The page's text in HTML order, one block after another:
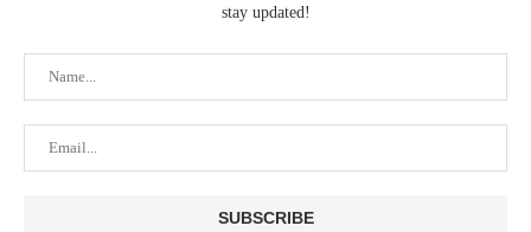
stay updated!